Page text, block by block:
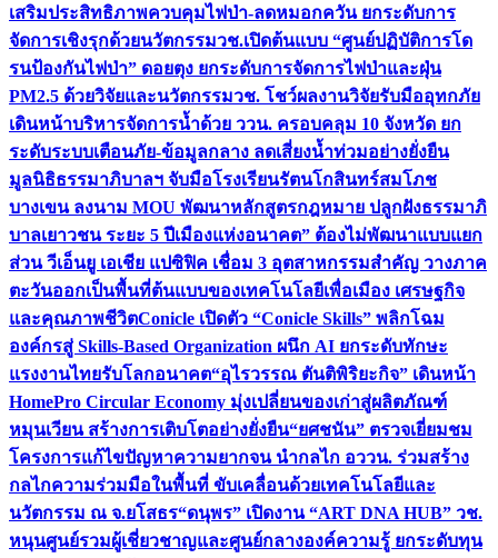
เสริมประสิทธิภาพควบคุมไฟป่า-ลดหมอกควัน ยกระดับการ
จัดการเชิงรุกด้วยนวัตกรรมวช.เปิดต้นแบบ “ศูนย์ปฏิบัติการโด
รนป้องกันไฟป่า” ดอยตุง ยกระดับการจัดการไฟป่าและฝุ่น
PM2.5 ด้วยวิจัยและนวัตกรรมวช. โชว์ผลงานวิจัยรับมืออุทกภัย
เดินหน้าบริหารจัดการน้ำด้วย ววน. ครอบคลุม 10 จังหวัด ยก
ระดับระบบเตือนภัย-ข้อมูลกลาง ลดเสี่ยงน้ำท่วมอย่างยั่งยืน
มูลนิธิธรรมาภิบาลฯ จับมือโรงเรียนรัตนโกสินทร์สมโภช
บางเขน ลงนาม MOU พัฒนาหลักสูตรกฎหมาย ปลูกฝังธรรมาภิ
บาลเยาวชน ระยะ 5 ปีเมืองแห่งอนาคต” ต้องไม่พัฒนาแบบแยก
ส่วน วีเอ็นยู เอเชีย แปซิฟิค เชื่อม 3 อุตสาหกรรมสำคัญ วางภาค
ตะวันออกเป็นพื้นที่ต้นแบบของเทคโนโลยีเพื่อเมือง เศรษฐกิจ
และคุณภาพชีวิตConicle เปิดตัว “Conicle Skills” พลิกโฉม
องค์กรสู่ Skills-Based Organization ผนึก AI ยกระดับทักษะ
แรงงานไทยรับโลกอนาคต“อุไรวรรณ ตันติพิริยะกิจ” เดินหน้า
HomePro Circular Economy มุ่งเปลี่ยนของเก่าสู่ผลิตภัณฑ์
หมุนเวียน สร้างการเติบโตอย่างยั่งยืน“ยศชนัน” ตรวจเยี่ยมชม
โครงการแก้ไขปัญหาความยากจน นำกลไก อววน. ร่วมสร้าง
กลไกความร่วมมือในพื้นที่ ขับเคลื่อนด้วยเทคโนโลยีและ
นวัตกรรม ณ จ.ยโสธร“ดนุพร” เปิดงาน “ART DNA HUB” วช.
หนุนศูนย์รวมผู้เชี่ยวชาญและศูนย์กลางองค์ความรู้ ยกระดับทุน